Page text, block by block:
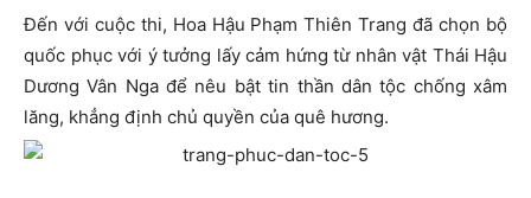
Đến với cuộc thi, Hoa Hậu Phạm Thiên Trang đã chọn bộ
quốc phục với ý tưởng lấy cảm hứng từ nhân vật Thái Hậu
Dương Vân Nga để nêu bật tin thần dân tộc chống xâm
lăng, khẳng định chủ quyền của quê hương.